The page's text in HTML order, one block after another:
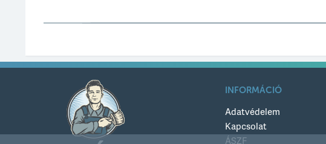
Értékelésed címe
Értékelésed szövege
INFORMÁCIÓ
Adatvédelem
Kapcsolat
ÁSZF